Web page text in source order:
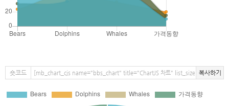
숏코드 복사하기